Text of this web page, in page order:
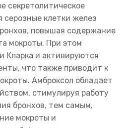
секретолитическое
серозные клетки желез
повышая содержание
мокроты. При этом
Кларка и активируются
что также приводит к
Амброксол обладает
стимулируя работу
бронхов, тем самым,
мокроты и